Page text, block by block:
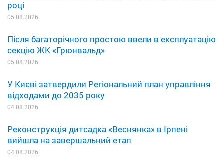
році
05.08.2026
Після багаторічного простою ввели в експлуатацію
секцію ЖК «Грюнвальд»
05.08.2026
У Києві затвердили Регіональний план управління
відходами до 2035 року
04.08.2026
Реконструкція дитсадка «Веснянка» в Ірпені
вийшла на завершальний етап
04.08.2026